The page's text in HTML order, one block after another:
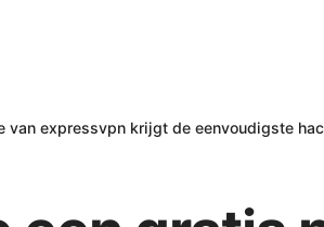
van expressvpn krijgt de eenvoudigste